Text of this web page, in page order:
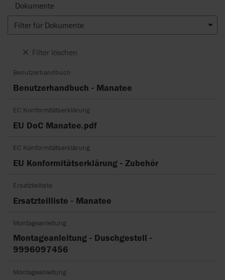
Dokumente
Filter für Dokumente
Filter löschen
Benutzerhandbuch
Benutzerhandbuch - Manatee
EC Konformitätserklärung
EU DoC Manatee.pdf
EC Konformitätserklärung
EU Konformitätserklärung - Zubehör
Ersatzteilliste
Ersatzteilliste - Manatee
Montageanleitung
Montageanleitung - Duschgestell -
9996097456
Montageanleitung